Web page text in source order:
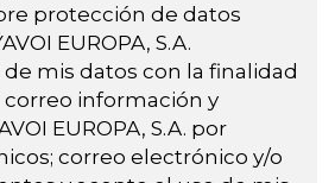
protección de datos
EUROPA, S.A.
mis datos con la finalidad
información y
EUROPA, S.A. por
correo electrónico y/o